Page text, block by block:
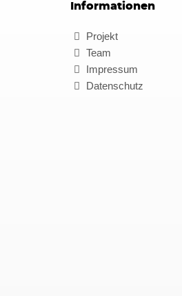
Informationen
Projekt
Team
Impressum
Datenschutz